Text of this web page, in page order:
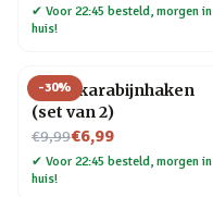
✔ Voor 22:45 besteld, morgen in
huis!
-30%
Hond karabijnhaken
(set van 2)
€9,99
Nu voor€6,99
✔ Voor 22:45 besteld, morgen in
huis!